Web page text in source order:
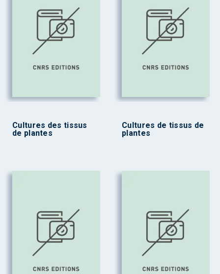
Cultures des tissus
de plantes
Cultures de tissus de
plantes